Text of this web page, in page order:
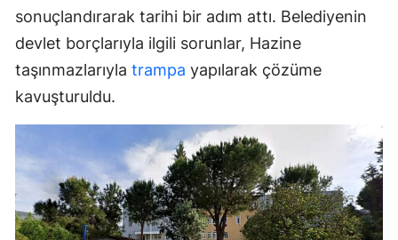
sonuçlandırarak tarihi bir adım attı. Belediyenin
devlet borçlarıyla ilgili sorunlar, Hazine
taşınmazlarıyla trampa yapılarak çözüme
kavuşturuldu.